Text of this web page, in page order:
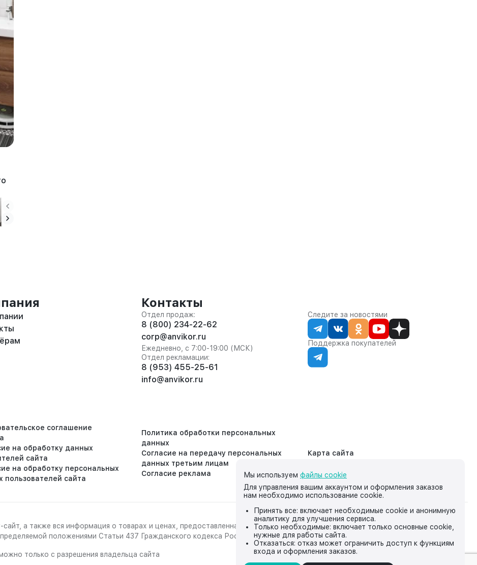
Контакты
Отдел продаж:
8 (800) 234-22-62
corp@anvikor.ru
Ежедневно, с 7:00-19:00 (МСК)
Отдел рекламации:
8 (953) 455-25-61
info@anvikor.ru
Следите за новостями
Поддержка покупателей
соглашение
на обработку данных
сайта
на обработку персональных
пользователей сайта
Политика обработки персональных
данных
Согласие на передачу персональных
данных третьим лицам
Согласие реклама
Карта сайта
а также вся информация о товарах и ценах, предоставленная на нём, носит исключительно информационный характер и ни
положениями Статьи 437 Гражданского кодекса Российской Федерации.
только с разрешения владельца сайта
Мы используем файлы cookie
Для управления вашим аккаунтом и оформления заказов
нам необходимо использование cookie.
Принять все: включает необходимые cookie и анонимную
аналитику для улучшения сервиса.
Только необходимые: включает только основные cookie,
нужные для работы сайта.
Отказаться: отказ может ограничить доступ к функциям
входа и оформления заказов.